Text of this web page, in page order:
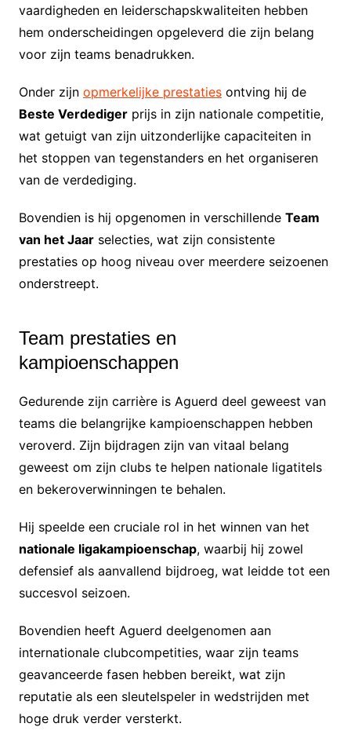
vaardigheden en leiderschapskwaliteiten hebben
hem onderscheidingen opgeleverd die zijn belang
voor zijn teams benadrukken.
Onder zijn opmerkelijke prestatiesontving hij de
Beste Verdedigerprijs in zijn nationale competitie,
wat getuigt van zijn uitzonderlijke capaciteiten in
het stoppen van tegenstanders en het organiseren
van de verdediging.
Bovendien is hij opgenomen in verschillende Team
van het Jaarselecties, wat zijn consistente
prestaties op hoog niveau over meerdere seizoenen
onderstreept.
Team prestaties en
kampioenschappen
Gedurende zijn carrière is Aguerd deel geweest van
teams die belangrijke kampioenschappen hebben
veroverd. Zijn bijdragen zijn van vitaal belang
geweest om zijn clubs te helpen nationale ligatitels
en bekeroverwinningen te behalen.
Hij speelde een cruciale rol in het winnen van het
nationale ligakampioenschap, waarbij hij zowel
defensief als aanvallend bijdroeg, wat leidde tot een
succesvol seizoen.
Bovendien heeft Aguerd deelgenomen aan
internationale clubcompetities, waar zijn teams
geavanceerde fasen hebben bereikt, wat zijn
reputatie als een sleutelspeler in wedstrijden met
hoge druk verder versterkt.